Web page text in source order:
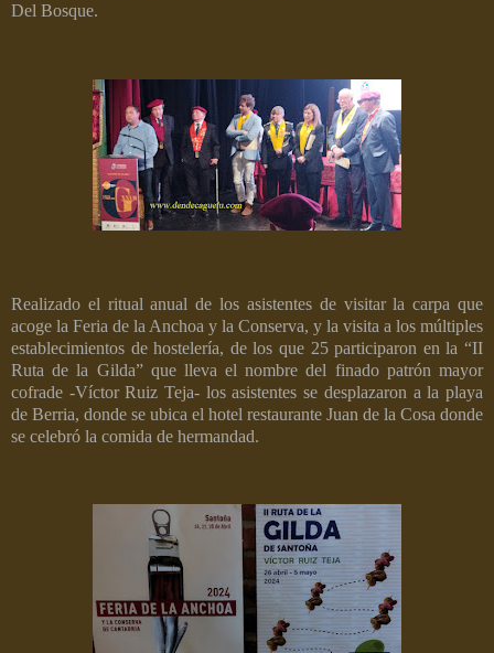
Del Bosque.
Realizado el ritual anual de los asistentes de visitar la carpa que
acoge la Feria de la Anchoa y la Conserva, y la visita a los múltiples
establecimientos de hostelería, de los que 25 participaron en la “II
Ruta de la Gilda” que lleva el nombre del finado patrón mayor
cofrade -Víctor Ruiz Teja- los asistentes se desplazaron a la playa
de Berria, donde se ubica el hotel restaurante Juan de la Cosa donde
se celebró la comida de hermandad.